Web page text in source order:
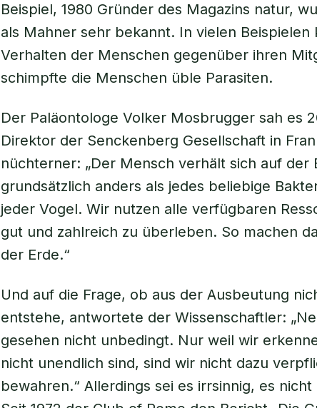
Beispiel, 1980 Gründer des Magazins natur,
als Mahner sehr bekannt. In vielen Beispielen
Verhalten der Menschen gegenüber ihren
schimpfte die Menschen üble Parasiten.
Der Paläontologe Volker Mosbrugger sah es
Direktor der Senckenberg Gesellschaft in
nüchterner: „Der Mensch verhält sich auf der
grundsätzlich anders als jedes beliebige
jeder Vogel. Wir nutzen alle verfügbaren
gut und zahlreich zu überleben. So machen
der Erde.“
Und auf die Frage, ob aus der Ausbeutung
entstehe, antwortete der Wissenschaftler:
gesehen nicht unbedingt. Nur weil wir
nicht unendlich sind, sind wir nicht dazu
bewahren.“ Allerdings sei es irrsinnig, es